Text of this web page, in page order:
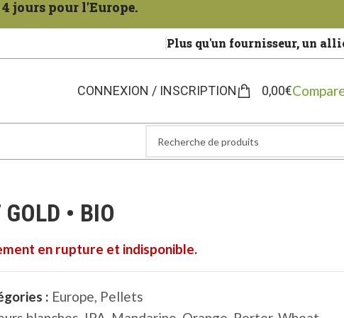
jours pour l'Europe.
Plus qu'un fournisseur, un
CONNEXION / INSCRIPTION 0,00€
• BIO
en rupture et indisponible.
: Europe, Pellets